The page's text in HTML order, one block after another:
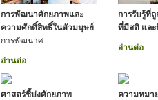
การพัฒนาศักยภาพและ
ความศักดิ์สิทธิ์ในตัวมนุษย์
การพัฒนาศ ...
อ่านต่อ
การรับรู้ที่
ที่มีสติ แล
อ่านต่อ
ศาสตร์ชี้บ่งศักยภาพ ความหมา